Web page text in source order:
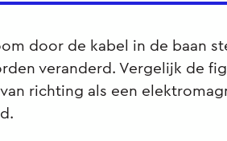
door de kabel in de baan
veranderd. Vergelijk de
richting als een